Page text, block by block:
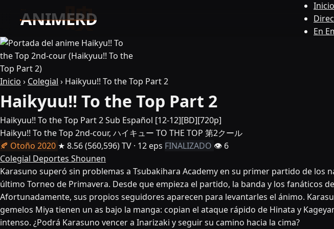
Inicio
En
Inicio › Colegial › Haikyuu!! To the Top Part 2
Haikyuu!! To the Top Part 2
Haikyuu!! To the Top Part 2 Sub Español [12-12][BD][720p]
Haikyu!! To the Top 2nd-cour, ハイキュー TO THE TOP 第2クール
🍂 Otoño 2020 ★ 8.56(560,596)TV · 12 eps FINALIZADO 👁 6
Colegial Deportes Shounen
Karasuno superó sin problemas a Tsubakihara Academy en su primer partido de
último Torneo de Primavera. Desde que empieza el partido, la banda y los
Afortunadamente, sus propios seguidores aparecen para levantarles el ánimo.
gemelos Miya tienen un as bajo la manga: copian el ataque rápido de Hinata y
intenso. ¿Podrá Karasuno vencer a Inarizaki y seguir su camino hacia la cima?